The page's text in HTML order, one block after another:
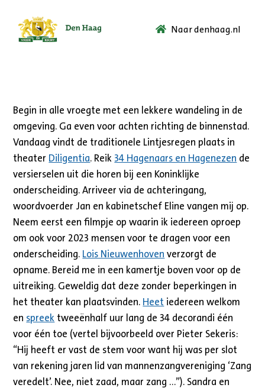
Ga
Naar denhaag.nl
Begin in alle vroegte met een lekkere wandeling in de
omgeving. Ga even voor achten richting de binnenstad.
Vandaag vindt de traditionele Lintjesregen plaats in
theater Diligentia. Reik 34 Hagenaars en Hagenezen de
versierselen uit die horen bij een Koninklijke
onderscheiding. Arriveer via de achteringang,
woordvoerder Jan en kabinetschef Eline vangen mij op.
Neem eerst een filmpje op waarin ik iedereen oproep
om ook voor 2023 mensen voor te dragen voor een
onderscheiding. Lois Nieuwenhoven verzorgt de
opname. Bereid me in een kamertje boven voor op de
uitreiking. Geweldig dat deze zonder beperkingen in
het theater kan plaatsvinden. Heet iedereen welkom
en spreek tweeënhalf uur lang de 34 decorandi één
voor één toe (vertel bijvoorbeeld over Pieter Sekeris:
“Hij heeft er vast de stem voor want hij was per slot
van rekening jaren lid van mannenzangvereniging ‘Zang
veredelt’. Nee, niet zaad, maar zang …”). Sandra en